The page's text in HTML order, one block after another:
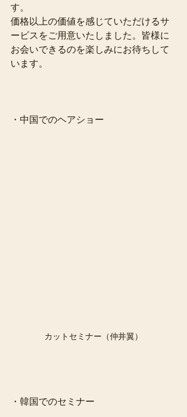
す。
価格以上の価値を感じていただけるサ
ービスをご用意いたしました。皆様に
お会いできるのを楽しみにお待ちして
います。
・中国でのヘアショー
カットセミナー（仲井翼）
・韓国でのセミナー